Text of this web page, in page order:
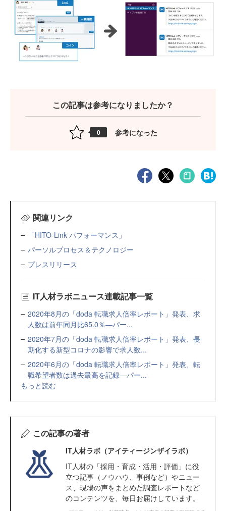
この記事は参考になりましたか？
0 参考になった
関連リンク
「HITO-Link パフォーマンス」
パーソルプロセス＆テクノロジー
プレスリリース
IT人材ラボニュース連載記事一覧
2020年8月の「doda 転職求人倍率レポート」発表、求
人数は前年同月比65.0％―パー...
2020年7月の「doda 転職求人倍率レポート」発表、長
期化する新型コロナの影響で求人数...
2020年6月の「doda 転職求人倍率レポート」発表、転
職希望者数は過去最高を記録―パー...
もっと読む
この記事の著者
IT人材ラボ（アイティージンザイラボ）
IT⼈材の「採⽤・育成・活⽤・評価」に役
⽴つ記事（ノウハウ、事例など）やニュー
ス、現場の声をまとめた調査レポートなど
のコンテンツを、毎日お届けしています。